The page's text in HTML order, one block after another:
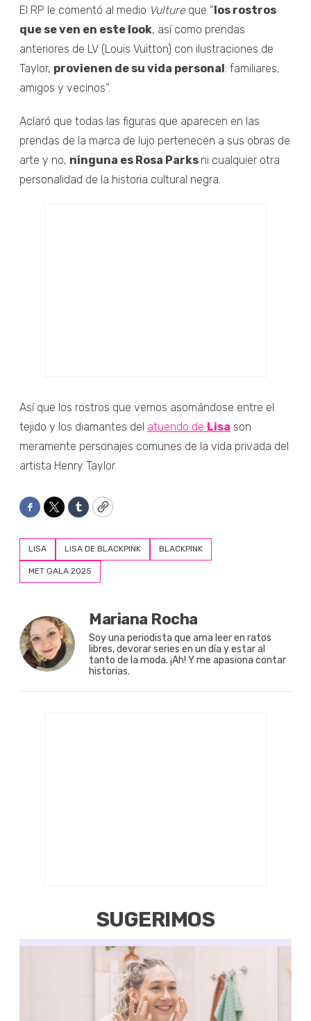
El RP le comentó al medio Vultureque “los rostros
que se ven en este look, así como prendas
anteriores de LV (Louis Vuitton) con ilustraciones de
Taylor, provienen de su vida personal: familiares,
amigos y vecinos”.
Aclaró que todas las figuras que aparecen en las
prendas de la marca de lujo pertenecen a sus obras de
arte y no, ninguna es Rosa Parks ni cualquier otra
personalidad de la historia cultural negra.
Así que los rostros que vemos asomándose entre el
tejido y los diamantes del atuendo de Lisa son
meramente personajes comunes de la vida privada del
artista Henry Taylor.
Facebook
TwitterTumblrCopy
LISA LISA DE BLACKPINK BLACKPINK
MET GALA 2025
Mariana Rocha
Soy una periodista que ama leer en ratos
libres, devorar series en un día y estar al
tanto de la moda. ¡Ah! Y me apasiona contar
historias.
SUGERIMOS